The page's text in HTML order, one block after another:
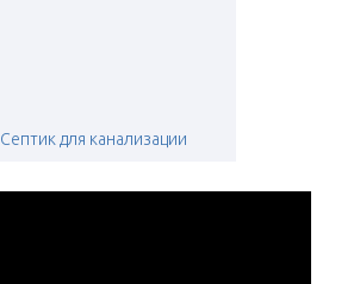
Септик для канализации